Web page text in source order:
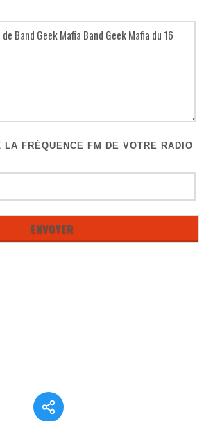
FRÉQUENCE FM DE VOTRE RADIO